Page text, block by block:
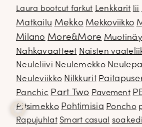
Laura bootcut farkut Lenkkarit lii
Matkailu Mekko Mekkoviikko
Milano More&More
Nahkavaatteet Naisten
Neuleliivi Neulemekko
Neuleviikko Nilkkurit
Panchic Part Two Pavement
Pitsimekko Pohtimisia Poncho
Rapujuhlat Smart casual